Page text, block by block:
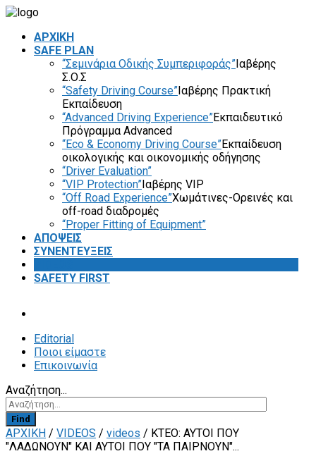
ΑΡΧΙΚΗ
SAFE PLAN
“Σεμινάρια Οδικής Συμπεριφοράς”Ιαβέρης
Σ.Ο.Σ
“Safety Driving Course”Ιαβέρης Πρακτική
Εκπαίδευση
“Advanced Driving Experience”Εκπαιδευτικό
Πρόγραμμα Advanced
“Eco & Economy Driving Course”Εκπαίδευση
οικολογικής και οικονομικής οδήγησης
“Driver Evaluation”
“VIP Protection”Ιαβέρης VIP
“Off Road Experience”Χωμάτινες-Ορεινές και
off-road διαδρομές
“Proper Fitting of Equipment”
ΑΠΟΨΕΙΣ
ΣΥΝΕΝΤΕΥΞΕΙΣ
SAFETY FIRST
Editorial
Ποιοι είμαστε
Επικοινωνία
Αναζήτηση...
Find
ΑΡΧΙΚΗ / VIDEOS / videos / ΚΤΕΟ: ΑΥΤΟΊ ΠΟΥ
"ΛΑΔΏΝΟΥΝ" ΚΑΙ ΑΥΤΟΊ ΠΟΥ "ΤΑ ΠΑΊΡΝΟΥΝ"...